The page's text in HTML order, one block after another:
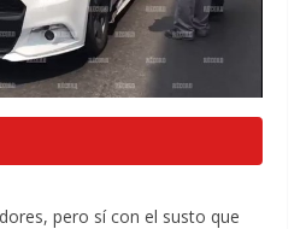
pero sí con el susto que